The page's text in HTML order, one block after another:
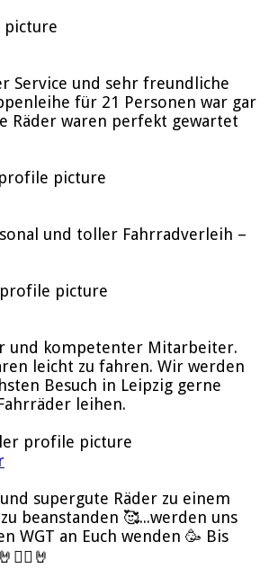
Service und sehr freundliche
für 21 Personen war gar
Räder waren perfekt gewartet
und toller Fahrradverleih –
und kompetenter Mitarbeiter.
leicht zu fahren. Wir werden
Besuch in Leipzig gerne
leihen.
supergute Räder zu einem
beanstanden 🥰...werden uns
WGT an Euch wenden 🥳 Bis